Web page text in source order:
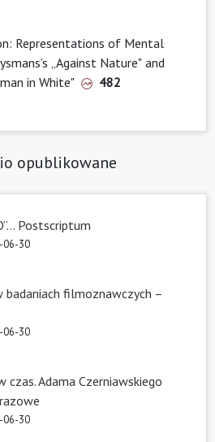
Representations of Mental
„Against Nature" and
in White"
482
opublikowane
Postscriptum
06-30
badaniach filmoznawczych –
06-30
czas. Adama Czerniawskiego
06-30